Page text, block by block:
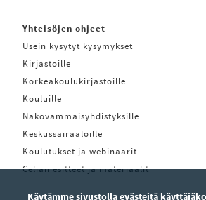
Yhteisöjen ohjeet
Usein kysytyt kysymykset
Kirjastoille
Korkeakoulukirjastoille
Kouluille
Näkövammaisyhdistyksille
Keskussairaaloille
Koulutukset ja webinaarit
Celian esitteet ja materiaalit
Käytämme sivustolla evästeitä